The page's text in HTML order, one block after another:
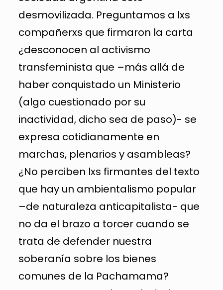
desmovilizada. Preguntamos a lxs
compañerxs que firmaron la carta
¿desconocen al activismo
transfeminista que –más allá de
haber conquistado un Ministerio
(algo cuestionado por su
inactividad, dicho sea de paso)- se
expresa cotidianamente en
marchas, plenarios y asambleas?
¿No perciben lxs firmantes del texto
que hay un ambientalismo popular
–de naturaleza anticapitalista- que
no da el brazo a torcer cuando se
trata de defender nuestra
soberanía sobre los bienes
comunes de la Pachamama?